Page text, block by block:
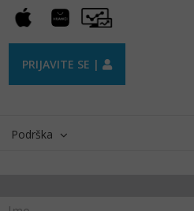
Apple
Huawei
AppGallery
Pro
Trader
PRIJAVITE SE |
Podrška